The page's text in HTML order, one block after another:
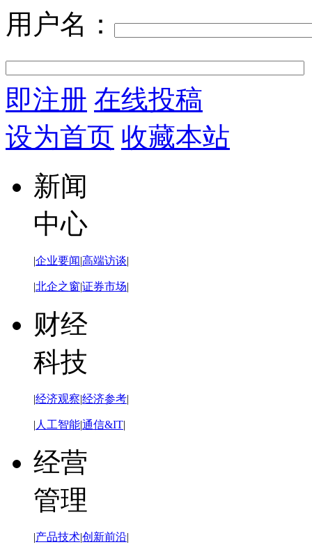
用户名：
即注册 在线投稿
设为首页 收藏本站
新闻
中心
|企业要闻|高端访谈|
|北企之窗|证券市场|
财经
科技
|经济观察|经济参考|
| 人工智能|通信&IT|
经营
管理
|产品技术|创新前沿|